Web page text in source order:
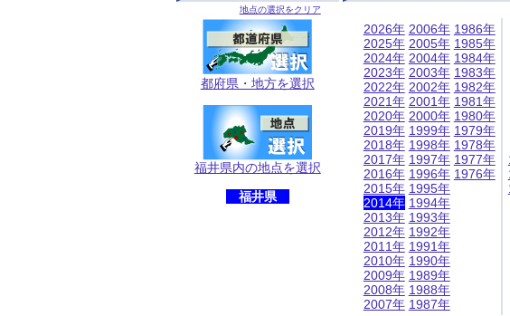
地点の選択をクリア
都府県・地方を選択
福井県内の地点を選択
福井県
2026年
2025年
2024年
2023年
2022年
2021年
2020年
2019年
2018年
2017年
2016年
2015年
2014年
2013年
2012年
2011年
2010年
2009年
2008年
2007年
2006年
2005年
2004年
2003年
2002年
2001年
2000年
1999年
1998年
1997年
1996年
1995年
1994年
1993年
1992年
1991年
1990年
1989年
1988年
1987年
1986年
1985年
1984年
1983年
1982年
1981年
1980年
1979年
1978年
1977年
1976年